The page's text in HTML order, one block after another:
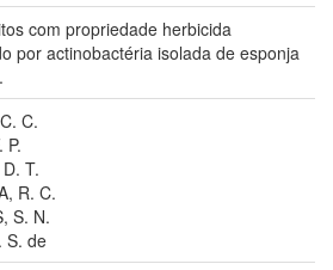
com propriedade herbicida
por actinobactéria isolada de esponja
C.
P.
T.
R. C.
S. N.
S. de